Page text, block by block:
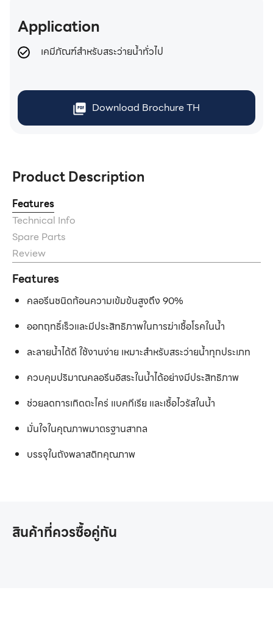
Application
เคมีภัณฑ์สำหรับสระว่ายน้ำทั่วไป
Download Brochure TH
Product Description
Features
Technical Info
Spare Parts
Review
Features
คลอรีนชนิดก้อนความเข้มข้นสูงถึง 90%
ออกฤทธิ์เร็วและมีประสิทธิภาพในการฆ่าเชื้อโรคในน้ำ
ละลายน้ำได้ดี ใช้งานง่าย เหมาะสำหรับสระว่ายน้ำทุกประเภท
ควบคุมปริมาณคลอรีนอิสระในน้ำได้อย่างมีประสิทธิภาพ
ช่วยลดการเกิดตะไคร่ แบคทีเรีย และเชื้อไวรัสในน้ำ
มั่นใจในคุณภาพมาตรฐานสากล
บรรจุในถังพลาสติกคุณภาพ
สินค้าที่ควรซื้อคู่กัน